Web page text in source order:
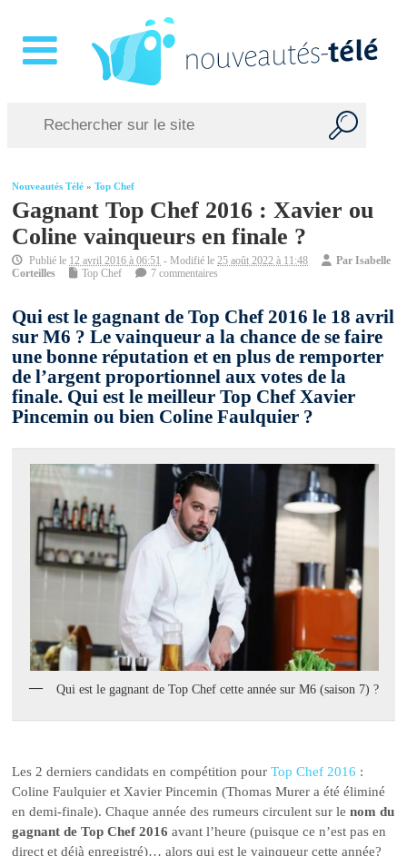
Nouveautés Télé »Top Chef
Gagnant Top Chef 2016 : Xavier ou
Coline vainqueurs en finale ?
Publié le 12 avril 2016 à 06:51 - Modifié le25 août 2022 à 11:48 ParIsabelle
Corteilles
Top Chef 7 commentaires
Qui est le gagnant de Top Chef 2016 le 18 avril
sur M6 ? Le vainqueur a la chance de se faire
une bonne réputation et en plus de remporter
de l’argent proportionnel aux votes de la
finale. Qui est le meilleur Top Chef Xavier
Pincemin ou bien Coline Faulquier ?
Qui est le gagnant de Top Chef cette année sur M6 (saison 7) ?
Les 2 derniers candidats en compétition pourTop Chef 2016 :
Coline Faulquier et Xavier Pincemin (Thomas Murer a été éliminé
en demi-finale). Chaque année des rumeurs circulent sur lenom du
gagnant de Top Chef 2016 avant l’heure (puisque ce n’est pas en
direct et déjà enregistré)… alors qui est le vainqueur cette année?